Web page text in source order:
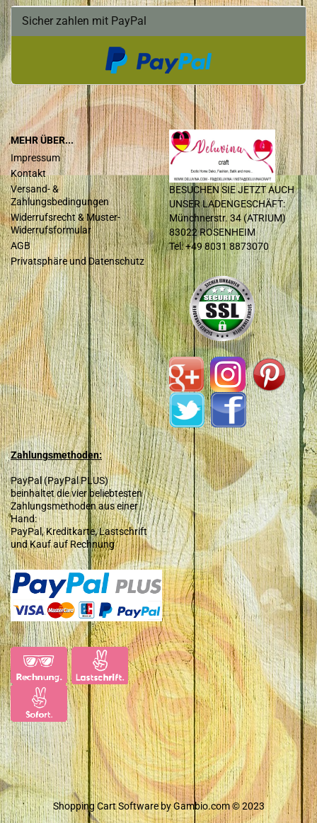
Sicher zahlen mit PayPal
MEHR ÜBER...
Impressum
Kontakt
Versand- &
Zahlungsbedingungen
Widerrufsrecht & Muster-
Widerrufsformular
AGB
Privatsphäre und Datenschutz
BESUCHEN SIE JETZT AUCH
UNSER LADENGESCHÄFT:
Münchnerstr. 34 (ATRIUM)
83022 ROSENHEIM
Tel: +49 8031 8873070
Zahlungsmethoden:
PayPal (PayPal PLUS)
beinhaltet die vier beliebtesten
Zahlungsmethoden aus einer
Hand:
PayPal, Kreditkarte, Lastschrift
und Kauf auf Rechnung
Shopping Cart Softwareby Gambio.com © 2023